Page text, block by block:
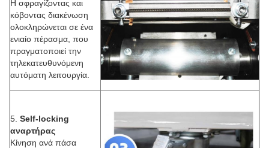
Η σφραγίζοντας και
κόβοντας διακένωση
ολοκληρώνεται σε ένα
ενιαίο πέρασμα, που
πραγματοποιεί την
τηλεκατευθυνόμενη
αυτόματη λειτουργία.
5. Self-locking
αναρτήρας
Κίνηση ανά πάσα